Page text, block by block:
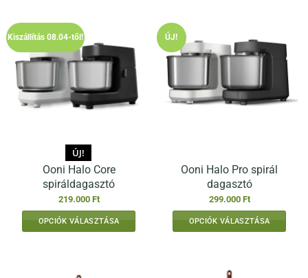
Kiszállítás 08.04-től!
ÚJ!
Ooni Halo Core
spiráldagasztó
219.000 Ft
OPCIÓK VÁLASZTÁSA
ÚJ!
Ooni Halo Pro spirál
dagasztó
299.000 Ft
OPCIÓK VÁLASZTÁSA
terméknek